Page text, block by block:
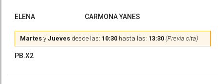
ELENA CARMONA YANES
Martes y Jueves desde las: 10:30 hasta las: 13:30 (Previa cita)
PB.X2